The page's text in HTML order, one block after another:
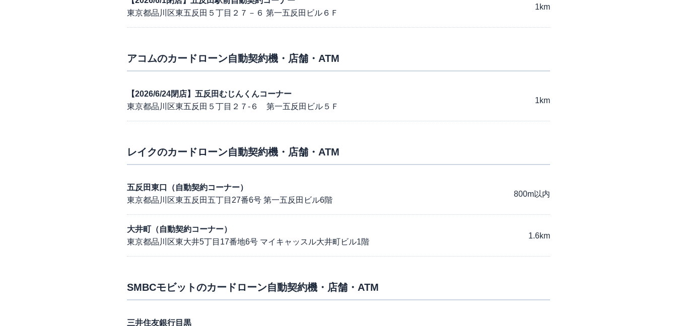
東京都品川区東五反田５丁目２７－６ 第一五反田ビル６Ｆ
1km
アコムのカードローン自動契約機・店舗・ATM
【2026/6/24閉店】五反田むじんくんコーナー
東京都品川区東五反田５丁目２７-６ 第一五反田ビル５Ｆ
1km
レイクのカードローン自動契約機・店舗・ATM
五反田東口（自動契約コーナー）
東京都品川区東五反田五丁目27番6号 第一五反田ビル6階
800m以内
大井町（自動契約コーナー）
東京都品川区東大井5丁目17番地6号 マイキャッスル大井町ビル1階
1.6km
SMBCモビットのカードローン自動契約機・店舗・ATM
三井住友銀行目黒